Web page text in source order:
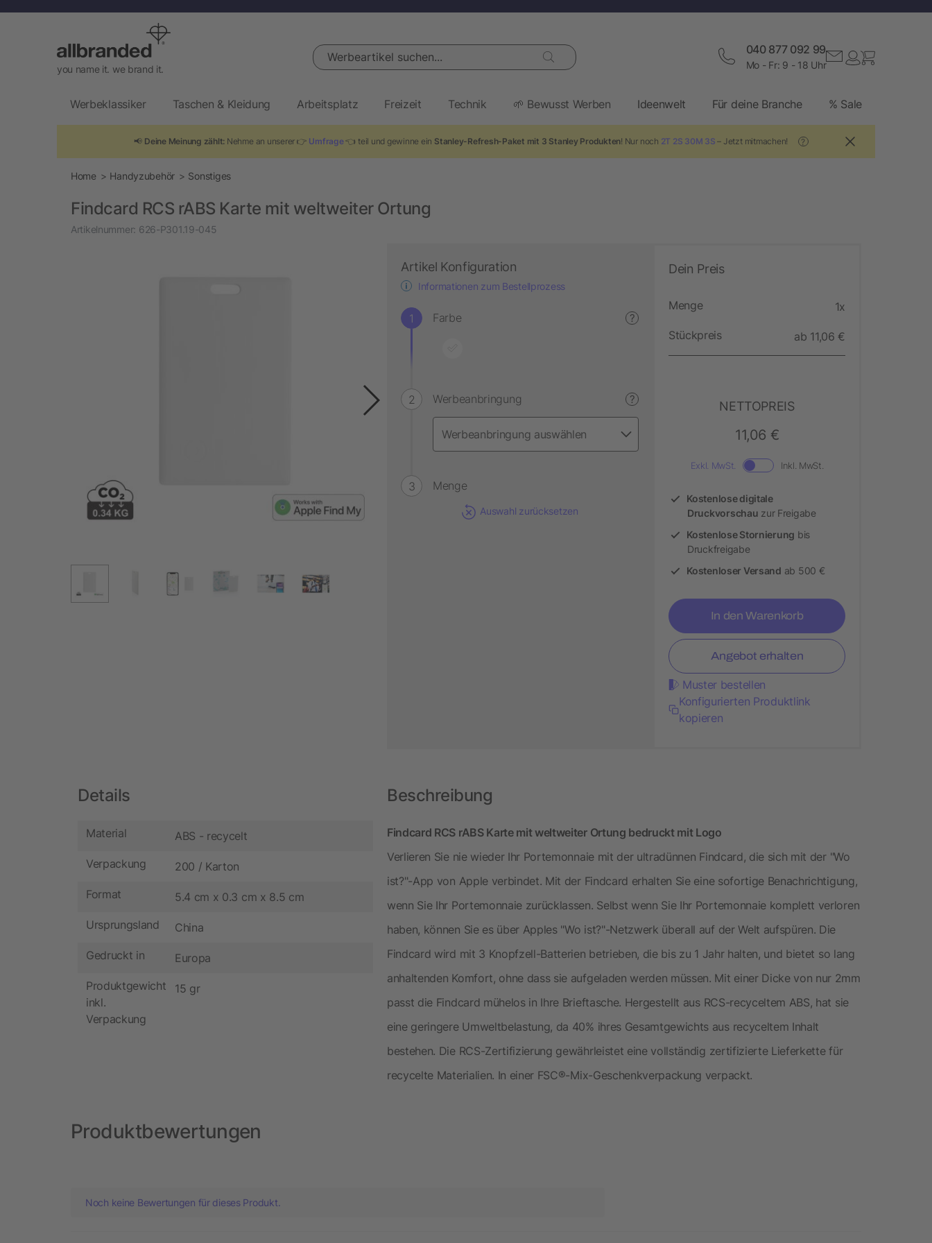
you name it. we brand it.
Werbeartikel suchen... 040 877 092 99
Mo - Fr: 9 - 18 Uhr
Werbeklassiker Taschen & Kleidung Arbeitsplatz Freizeit Technik 🌱 Bewusst Werben Ideenwelt Für deine Branche % Sale
📢 Deine Meinung zählt: Nehme an unserer 👉 Umfrage👈 teil und gewinne ein Stanley-Refresh-Paket mit 3 Stanley Produkten! Nur noch 2T 2S 30M 2S – Jetzt mitmachen! ?
Home Handyzubehör Sonstiges
Findcard RCS rABS Karte mit weltweiter Ortung
Artikelnummer: 626-P301.19-045
Artikel Konfiguration
Informationen zum Bestellprozess
Farbe ?
Werbeanbringung ?
Menge
Auswahl zurücksetzen
Dein Preis
Menge 1x
Stückpreis ab 11,06 €
NETTOPREIS
11,06 €
Exkl. MwSt. Inkl. MwSt.
Kostenlose digitale
Druckvorschau zur Freigabe
Kostenlose Stornierung bis
Druckfreigabe
Kostenloser Versand ab 500 €
In den Warenkorb
Angebot erhalten
Muster bestellen
Konfigurierten Produktlink
kopieren
Details
Material ABS - recycelt
Verpackung 200 / Karton
Format 5.4 cm x 0.3 cm x 8.5 cm
Ursprungsland China
Gedruckt in Europa
Produktgewicht
inkl.
Verpackung
15 gr
Beschreibung
Findcard RCS rABS Karte mit weltweiter Ortung bedruckt mit Logo
Verlieren Sie nie wieder Ihr Portemonnaie mit der ultradünnen Findcard, die sich mit der "Wo
ist?"-App von Apple verbindet. Mit der Findcard erhalten Sie eine sofortige Benachrichtigung,
wenn Sie Ihr Portemonnaie zurücklassen. Selbst wenn Sie Ihr Portemonnaie komplett verloren
haben, können Sie es über Apples "Wo ist?"-Netzwerk überall auf der Welt aufspüren. Die
Findcard wird mit 3 Knopfzell-Batterien betrieben, die bis zu 1 Jahr halten, und bietet so lang
anhaltenden Komfort, ohne dass sie aufgeladen werden müssen. Mit einer Dicke von nur 2mm
passt die Findcard mühelos in Ihre Brieftasche. Hergestellt aus RCS-recyceltem ABS, hat sie
eine geringere Umweltbelastung, da 40% ihres Gesamtgewichts aus recyceltem Inhalt
bestehen. Die RCS-Zertifizierung gewährleistet eine vollständig zertifizierte Lieferkette für
recycelte Materialien. In einer FSC®-Mix-Geschenkverpackung verpackt.
Produktbewertungen
Noch keine Bewertungen für dieses Produkt.